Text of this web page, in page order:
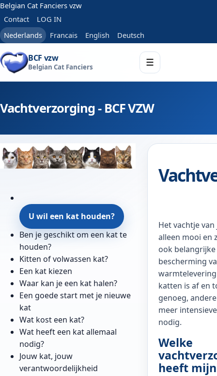
Belgian Cat Fanciers vzw
Contact
LOG IN
Nederlands
Francais English Deutsch
BCF vzw
Belgian Cat Fanciers ☰
Vachtverzorging - BCF VZW
U wil een kat houden?
Ben je geschikt om een kat te
houden?
Kitten of volwassen kat?
Een kat kiezen
Waar kan je een kat halen?
Een goede start met je nieuwe
kat
Wat kost een kat?
Wat heeft een kat allemaal
nodig?
Jouw kat, jouw
verantwoordelijkheid
Het vachtje
alleen mooi en
ook
bescherming
katten is af en
genoeg,
meer
nodig.
Welke
heeft